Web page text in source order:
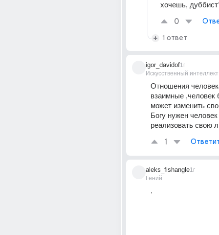
хочешь,
0
1 ответ
igor_davidof
Искусственный интеллект
1г
Отношения
взаимные ,человек
может изменить
Богу нужен
реализовать свою
1
aleks_fishangle
Гений
1г
.